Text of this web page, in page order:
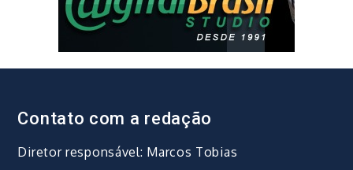
Contato com a redação
Diretor responsável: Marcos Tobias